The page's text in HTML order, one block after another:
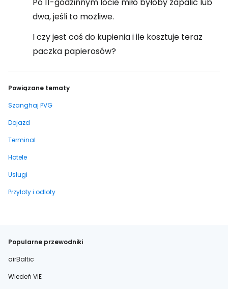
dwa, jeśli to możliwe.
I czy jest coś do kupienia i ile kosztuje teraz
paczka papierosów?
Powiązane tematy
Szanghaj PVG
Dojazd
Terminal
Hotele
Usługi
Przyloty i odloty
Popularne przewodniki
airBaltic
Wiedeń VIE